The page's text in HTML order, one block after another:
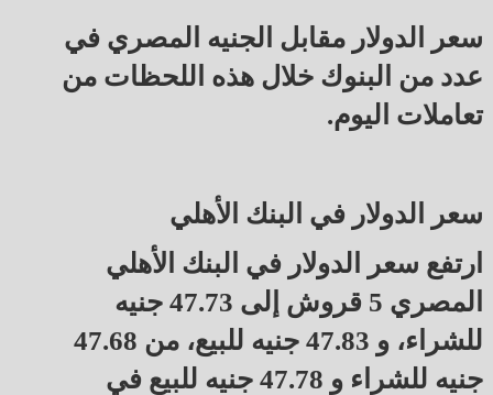
سعر الدولار مقابل الجنيه المصري في
عدد من البنوك خلال هذه اللحظات من
تعاملات اليوم.
سعر الدولار في البنك الأهلي
ارتفع سعر الدولار في البنك الأهلي
المصري 5 قروش إلى 47.73 جنيه
للشراء، و 47.83 جنيه للبيع، من 47.68
جنيه للشراء و 47.78 جنيه للبيع في